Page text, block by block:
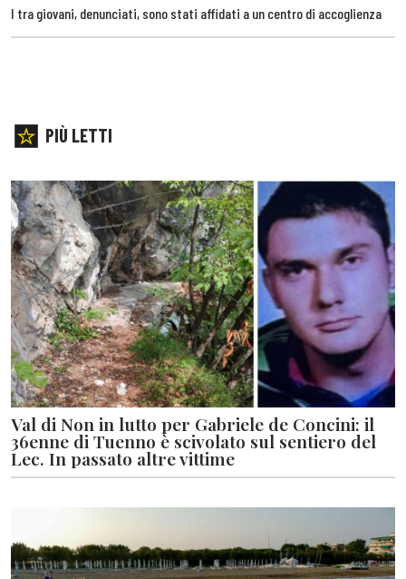
I tra giovani, denunciati, sono stati affidati a un centro di accoglienza
PIÙ LETTI
Val di Non in lutto per Gabriele de Concini: il
36enne di Tuenno è scivolato sul sentiero del
Lec. In passato altre vittime